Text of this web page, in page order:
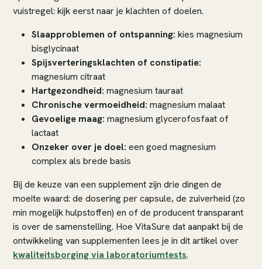
vuistregel: kijk eerst naar je klachten of doelen.
Slaapproblemen of ontspanning: kies magnesium
bisglycinaat
Spijsverteringsklachten of constipatie:
magnesium citraat
Hartgezondheid: magnesium tauraat
Chronische vermoeidheid: magnesium malaat
Gevoelige maag: magnesium glycerofosfaat of
lactaat
Onzeker over je doel: een goed magnesium
complex als brede basis
Bij de keuze van een supplement zijn drie dingen de
moeite waard: de dosering per capsule, de zuiverheid (zo
min mogelijk hulpstoffen) en of de producent transparant
is over de samenstelling. Hoe VitaSure dat aanpakt bij de
ontwikkeling van supplementen lees je in dit artikel over
kwaliteitsborging via laboratoriumtests.